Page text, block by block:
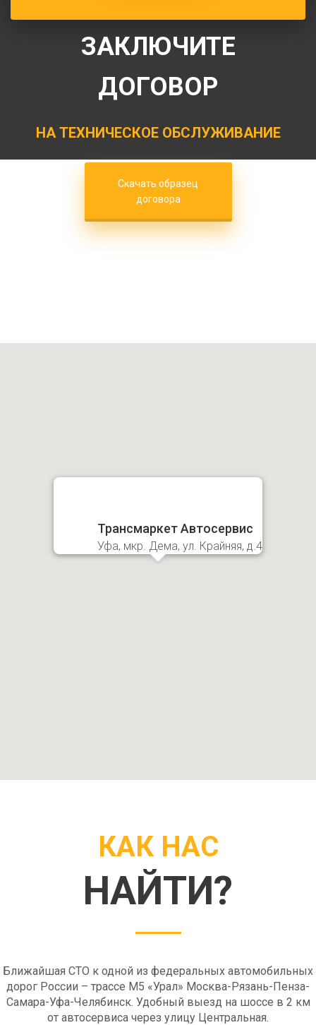
ЗАКЛЮЧИТЕ
ДОГОВОР
НА ТЕХНИЧЕСКОЕ ОБСЛУЖИВАНИЕ
Скачать образец
договора
Трансмаркет Автосервис
Уфа, мкр. Дема, ул. Крайняя, д.4
КАК НАС
НАЙТИ?
Ближайшая СТО к одной из федеральных автомобильных
дорог России – трассе М5 «Урал» Москва-Рязань-Пенза-
Самара-Уфа-Челябинск. Удобный выезд на шоссе в 2 км
от автосервиса через улицу Центральная.